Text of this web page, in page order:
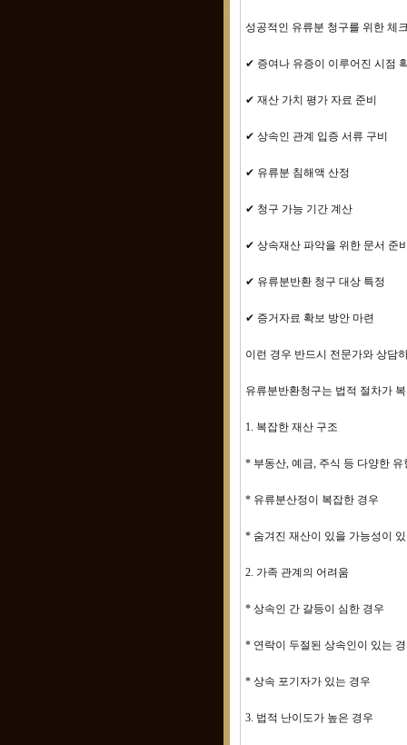
성공적인 유류분 청구를 위한 체
✔ 증여나 유증이 이루어진 시점
✔ 재산 가치 평가 자료 준비
✔ 상속인 관계 입증 서류 구비
✔ 유류분 침해액 산정
✔ 청구 가능 기간 계산
✔ 상속재산 파악을 위한 문서 준
✔ 유류분반환 청구 대상 특정
✔ 증거자료 확보 방안 마련
이런 경우 반드시 전문가와 상담
유류분반환청구는 법적 절차가
1. 복잡한 재산 구조
* 부동산, 예금, 주식 등 다양한 유
* 유류분산정이 복잡한 경우
* 숨겨진 재산이 있을 가능성이
2. 가족 관계의 어려움
* 상속인 간 갈등이 심한 경우
* 연락이 두절된 상속인이 있는
* 상속 포기자가 있는 경우
3. 법적 난이도가 높은 경우